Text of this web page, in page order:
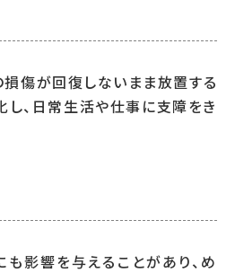
傷が回復しないまま放置する
し、日常生活や仕事に支障をき
影響を与えることがあり、め